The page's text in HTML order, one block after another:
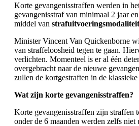
Korte gevangenisstraffen werden in
gevangenisstraf van minimaal 2 jaar
middel van
Minister Vincent Van Quickenborne
van straffeloosheid tegen te gaan.
verlichten. Momenteel is er al één
overgebracht naar de nieuwe
zullen de kortgestraften in de
Wat zijn korte gevangenisstraffen?
Korte gevangenisstraffen zijn straffen
onder de 6 maanden werden zelfs niet